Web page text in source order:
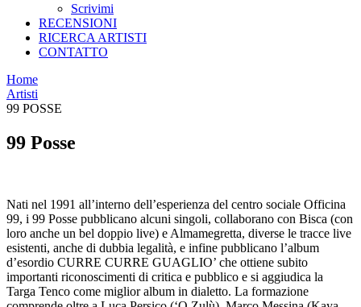
Scrivimi
RECENSIONI
RICERCA ARTISTI
CONTATTO
Home
Artisti
99 POSSE
99 Posse
Nati nel 1991 all’interno dell’esperienza del centro sociale Officina
99, i 99 Posse pubblicano alcuni singoli, collaborano con Bisca (con
loro anche un bel doppio live) e Almamegretta, diverse le tracce live
esistenti, anche di dubbia legalità, e infine pubblicano l’album
d’esordio CURRE CURRE GUAGLIO’ che ottiene subito
importanti riconoscimenti di critica e pubblico e si aggiudica la
Targa Tenco come miglior album in dialetto. La formazione